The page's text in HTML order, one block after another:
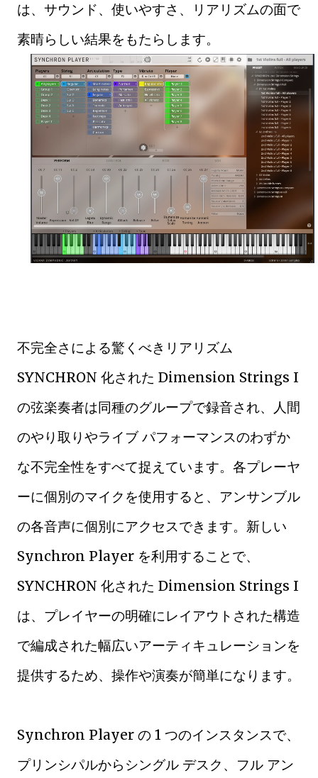
は、サウンド、使いやすさ、リアリズムの面で
素晴らしい結果をもたらします。
不完全さによる驚くべきリアリズム
SYNCHRON 化された Dimension Strings I
の弦楽奏者は同種のグループで録音され、人間
のやり取りやライブ パフォーマンスのわずか
な不完全性をすべて捉えています。各プレーヤ
ーに個別のマイクを使用すると、アンサンブル
の各音声に個別にアクセスできます。新しい
Synchron Player を利用することで、
SYNCHRON 化された Dimension Strings I
は、プレイヤーの明確にレイアウトされた構造
で編成された幅広いアーティキュレーションを
提供するため、操作や演奏が簡単になります。
Synchron Player の 1 つのインスタンスで、
プリンシパルからシングル デスク、フル アン